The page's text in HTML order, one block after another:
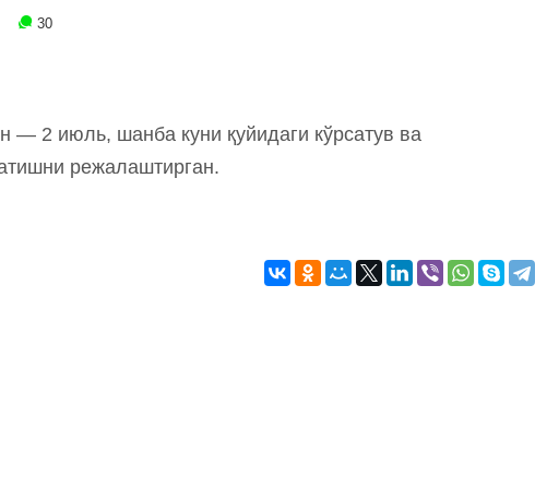
30
— 2 июль, шанба куни қуйидаги кўрсатув ва
режалаштирган.